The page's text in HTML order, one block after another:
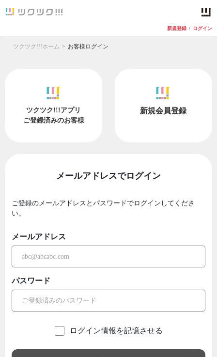
新規登録 / ログイン
ツクツク!!!ホーム お客様ログイン
ツクツク!!!アプリ
ご登録済みのお客様
新規会員登録
メールアドレスでログイン
ご登録のメールアドレスとパスワードでログインしてくださ
い。
メールアドレス
パスワード
ログイン情報を記憶させる